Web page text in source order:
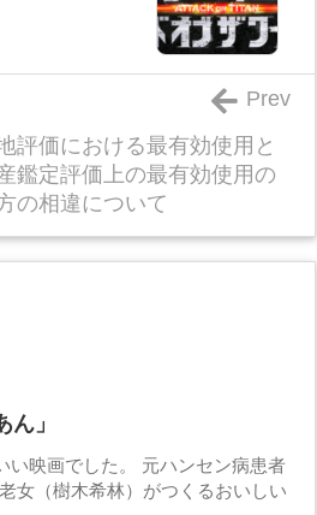
評価における最有効使用と
鑑定評価上の最有効使用の
の相違について
Prev
ん」
い映画でした。 元ハンセン病患者
女（樹木希林）がつくるおいしい